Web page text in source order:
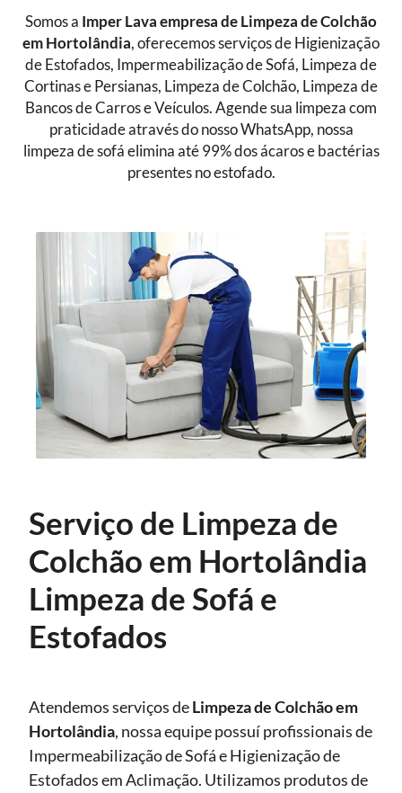
Somos a Imper Lava empresa de Limpeza de Colchão
em Hortolândia, oferecemos serviços de Higienização
de Estofados, Impermeabilização de Sofá, Limpeza de
Cortinas e Persianas, Limpeza de Colchão, Limpeza de
Bancos de Carros e Veículos. Agende sua limpeza com
praticidade através do nosso WhatsApp, nossa
limpeza de sofá elimina até 99% dos ácaros e bactérias
presentes no estofado.
Serviço de Limpeza de
Colchão em Hortolândia
Limpeza de Sofá e
Estofados
Atendemos serviços deLimpeza de Colchão em
Hortolândia, nossa equipe possuí profissionais de
Impermeabilização de Sofá e Higienização de
Estofados em Aclimação. Utilizamos produtos de